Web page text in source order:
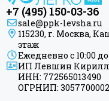
+7 (495) 150-03-36
sale@ppk-levsha.ru
115230, г. Москва,
этаж
Ежедневно с 10:00 до
ИП Левшин
ИНН: 772565013490
ОГРНИП: